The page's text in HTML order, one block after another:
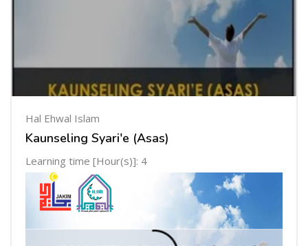
Hal Ehwal Islam
Kaunseling Syari'e (Asas)
Learning time [Hour(s)]: 4